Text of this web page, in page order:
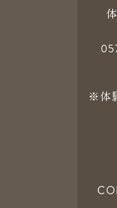
※体